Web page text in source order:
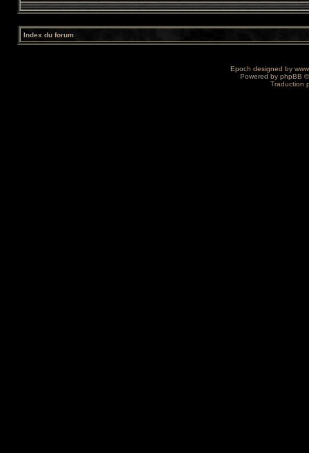
Index du forum
Epoch designed by
Powered by phpBB
Traduction